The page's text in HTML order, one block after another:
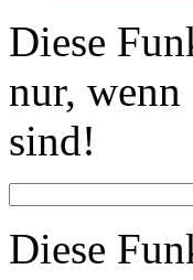
Diese
nur, wenn
sind!
Diese